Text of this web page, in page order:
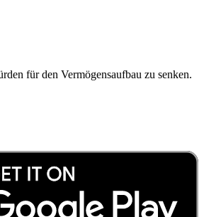
für den Vermögensaufbau zu senken.